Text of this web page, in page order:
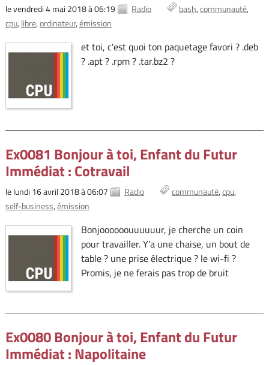
le vendredi 4 mai 2018 à 06:19 Radio bash communauté
cpu libre ordinateur émission
et toi, c'est quoi ton paquetage favori ? .deb
? .apt ? .rpm ? .tar.bz2 ?
Ex0081 Bonjour à toi, Enfant du Futur
Immédiat : Cotravail
le lundi 16 avril 2018 à 06:07 Radio communauté cpu
self-business émission
Bonjoooooouuuuuur, je cherche un coin
pour travailler. Y'a une chaise, un bout de
table ? une prise électrique ? le wi-fi ?
Promis, je ne ferais pas trop de bruit
Ex0080 Bonjour à toi, Enfant du Futur
Immédiat : Napolitaine